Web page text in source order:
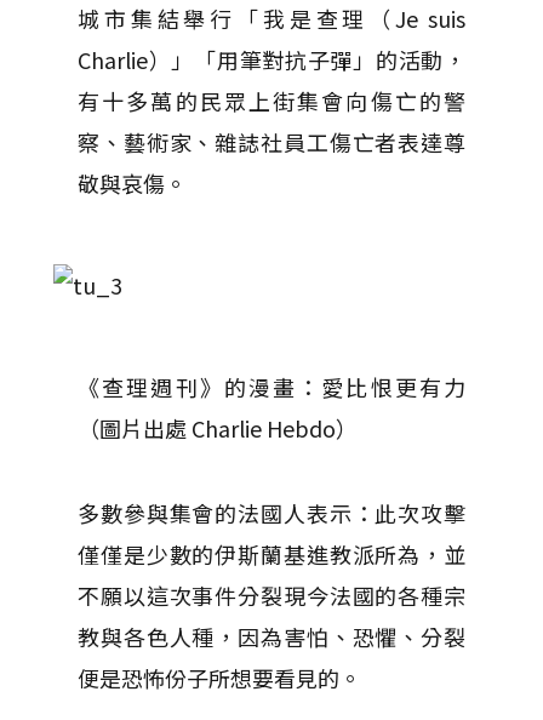
城市集結舉行「我是查理（Je suis
Charlie）」「用筆對抗子彈」的活動，
有十多萬的民眾上街集會向傷亡的警
察、藝術家、雜誌社員工傷亡者表達尊
敬與哀傷。
《查理週刊》的漫畫：愛比恨更有力
（圖片出處 Charlie Hebdo）
多數參與集會的法國人表示：此次攻擊
僅僅是少數的伊斯蘭基進教派所為，並
不願以這次事件分裂現今法國的各種宗
教與各色人種，因為害怕、恐懼、分裂
便是恐怖份子所想要看見的。